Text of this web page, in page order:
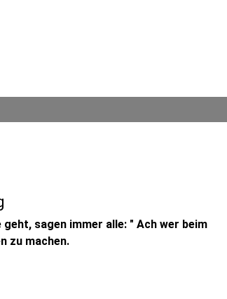
sagen immer alle: " Ach wer beim
zu machen.